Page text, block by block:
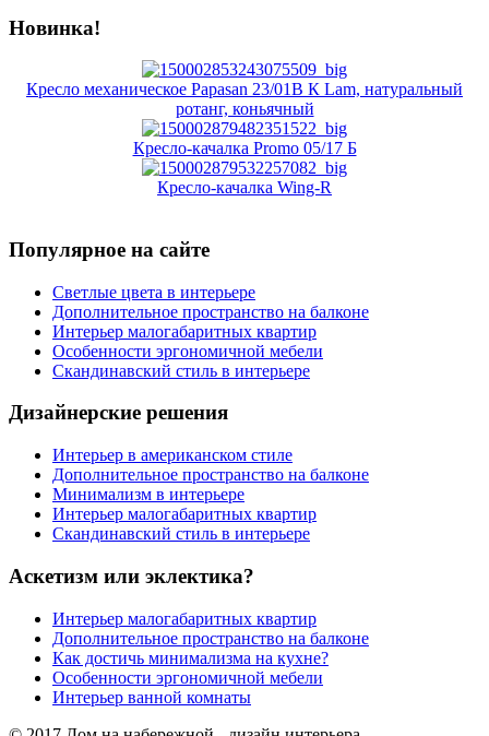
Новинка!
Кресло механическое Papasan 23/01В К Lam, натуральный
ротанг, коньячный
Кресло-качалка Promo 05/17 Б
Кресло-качалка Wing-R
Популярное на сайте
Светлые цвета в интерьере
Дополнительное пространство на балконе
Интерьер малогабаритных квартир
Особенности эргономичной мебели
Скандинавский стиль в интерьере
Дизайнерские решения
Интерьер в американском стиле
Дополнительное пространство на балконе
Минимализм в интерьере
Интерьер малогабаритных квартир
Скандинавский стиль в интерьере
Аскетизм или эклектика?
Интерьер малогабаритных квартир
Дополнительное пространство на балконе
Как достичь минимализма на кухне?
Особенности эргономичной мебели
Интерьер ванной комнаты